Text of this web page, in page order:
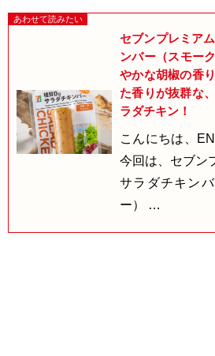
セブンプレミア
ンバー（スモー
やかな胡椒の香
た香りが抜群な
ラダチキン！
こんにちは、
今回は、セブン
サラダチキン
ー） …